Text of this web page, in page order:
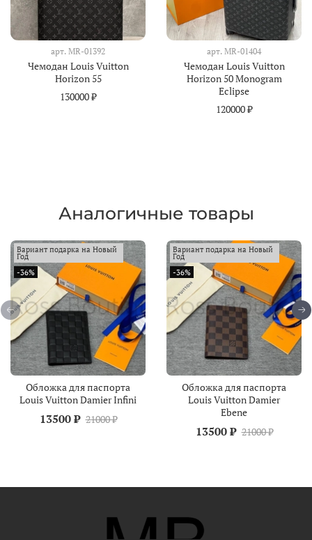
арт. MR-01392
Чемодан Louis Vuitton
Horizon 55
130000 ₽
арт. MR-01404
Чемодан Louis Vuitton
Horizon 50 Monogram
Eclipse
120000 ₽
Аналогичные товары
Вариант подарка на Новый
Год
-36%
Обложка для паспорта
Louis Vuitton Damier Infini
13500 ₽ 21000 ₽
Вариант подарка на Новый
Год
-36%
Обложка для паспорта
Louis Vuitton Damier
Ebene
13500 ₽ 21000 ₽